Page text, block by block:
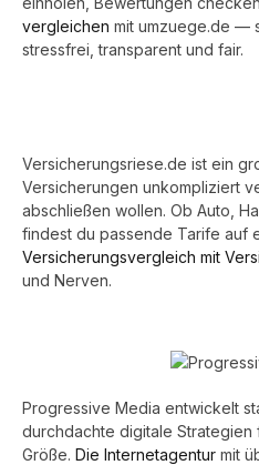
vergleichen mit umzuege.de —
stressfrei, transparent und fair.
Versicherungsriese.de ist ein
Versicherungen unkompliziert
abschließen wollen. Ob Auto,
findest du passende Tarife auf
Versicherungsvergleich mit
und Nerven.
Progressive Media entwickelt
durchdachte digitale Strategien
Größe. Die Internetagentur mit